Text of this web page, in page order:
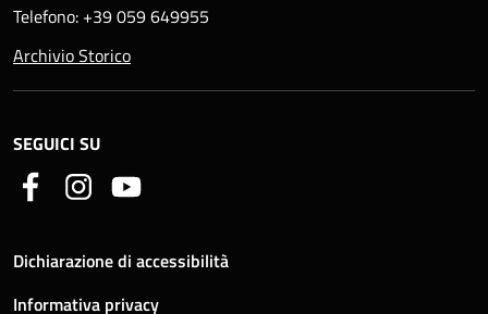
Telefono: +39 059 649955
Archivio Storico
SEGUICI SU
Dichiarazione di accessibilità
Informativa privacy